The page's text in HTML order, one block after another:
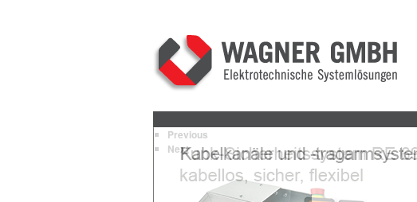
Previous
Next